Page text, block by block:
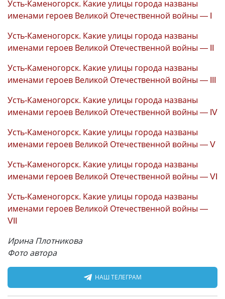
Усть-Каменогорск. Какие улицы города названы
именами героев Великой Отечественной войны — I
Усть-Каменогорск. Какие улицы города названы
именами героев Великой Отечественной войны — II
Усть-Каменогорск. Какие улицы города названы
именами героев Великой Отечественной войны — III
Усть-Каменогорск. Какие улицы города названы
именами героев Великой Отечественной войны — IV
Усть-Каменогорск. Какие улицы города названы
именами героев Великой Отечественной войны — V
Усть-Каменогорск. Какие улицы города названы
именами героев Великой Отечественной войны — VI
Усть-Каменогорск. Какие улицы города названы
именами героев Великой Отечественной войны —
VII
Ирина Плотникова
Фото автора
НАШ ТЕЛЕГРАМ